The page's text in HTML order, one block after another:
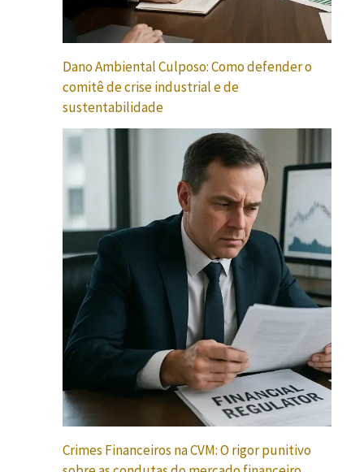
Dano Ambiental Culposo: Como defender o
comitê de crise industrial e de
sustentabilidade
Crimes Financeiros na CVM: O rigor punitivo